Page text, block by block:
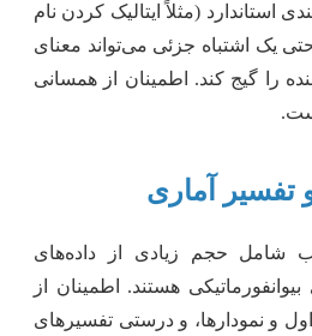
(مثلاً ایتالیک کردن نام
یک اشتباه جزئی می‌تواند معنای
را گیج کند. اطمینان از همسانی
تفسیر آماری
شامل حجم زیادی از داده‌های
هستند. اطمینان از
و نمودارها، و درستی تفسیرهای